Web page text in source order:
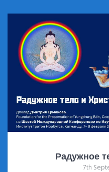
Радужное
7th